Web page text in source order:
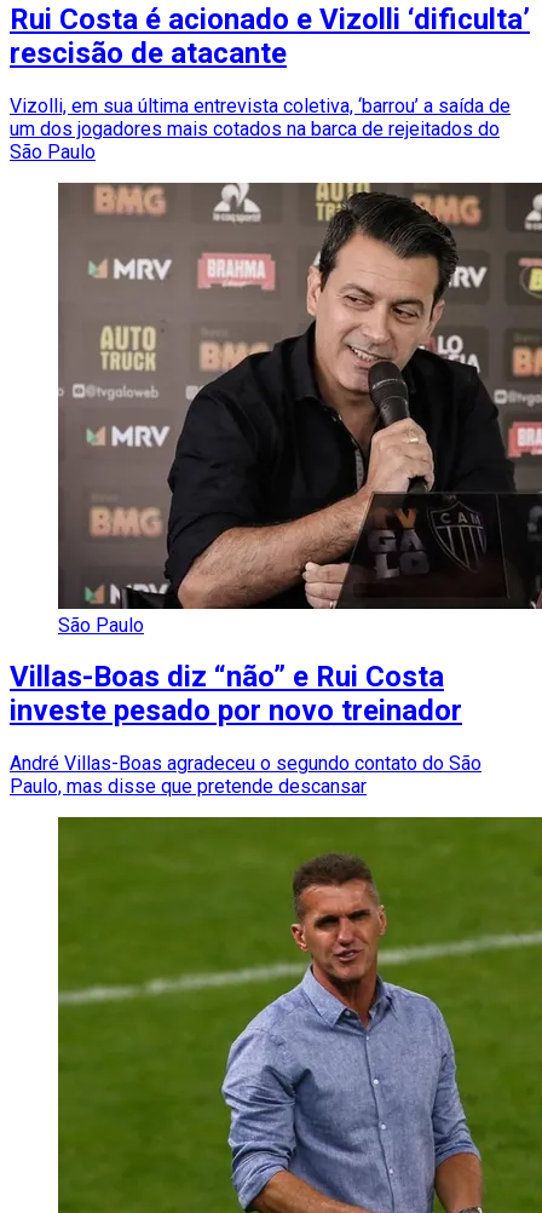
Rui Costa é acionado e Vizolli ‘dificulta’
rescisão de atacante
Vizolli, em sua última entrevista coletiva, ‘barrou’ a saída de
um dos jogadores mais cotados na barca de rejeitados do
São Paulo
São Paulo
Villas-Boas diz “não” e Rui Costa
investe pesado por novo treinador
André Villas-Boas agradeceu o segundo contato do São
Paulo, mas disse que pretende descansar